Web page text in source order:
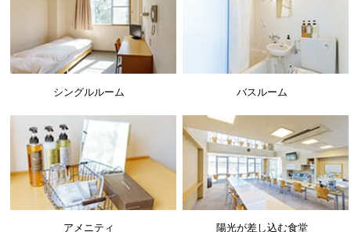
シングルルーム バスルーム
アメニティ 陽光が差し込む食堂